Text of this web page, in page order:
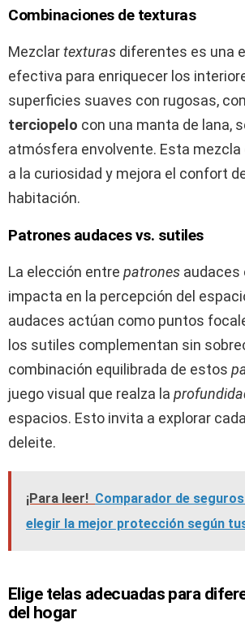
Combinaciones de texturas
Mezclartexturas diferentes es una
efectiva para enriquecer los
superficies suaves con rugosas,
terciopelo con una manta de lana,
atmósfera envolvente. Esta mezcla
a la curiosidad y mejora el confort
habitación.
Patrones audaces vs. sutiles
La elección entre patrones audaces
impacta en la percepción del
audaces actúan como puntos
los sutiles complementan sin
combinación equilibrada de estos
juego visual que realza la
espacios. Esto invita a explorar
deleite.
¡Para leer! Comparador de
elegir la mejor protección según
Elige telas adecuadas para
del hogar